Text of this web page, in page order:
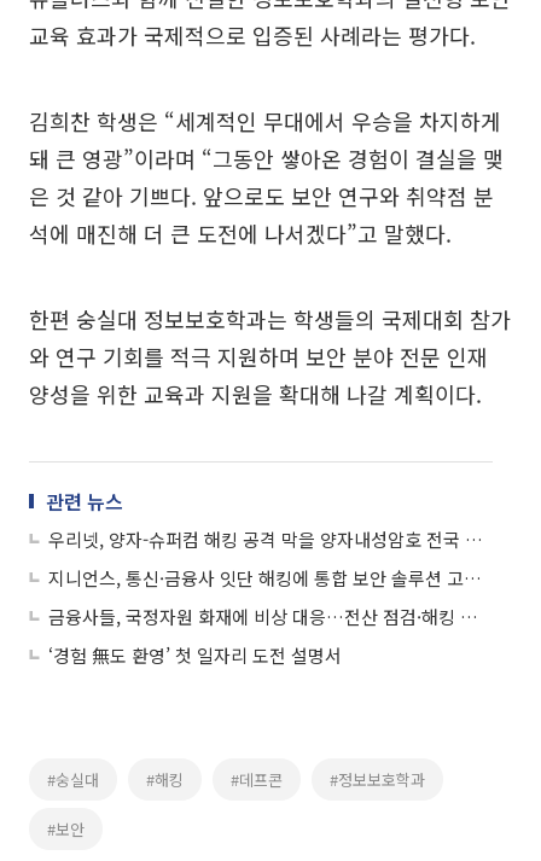
교육 효과가 국제적으로 입증된 사례라는 평가다.
김희찬 학생은 “세계적인 무대에서 우승을 차지하게
돼 큰 영광”이라며 “그동안 쌓아온 경험이 결실을 맺
은 것 같아 기쁘다. 앞으로도 보안 연구와 취약점 분
석에 매진해 더 큰 도전에 나서겠다”고 말했다.
한편 숭실대 정보보호학과는 학생들의 국제대회 참가
와 연구 기회를 적극 지원하며 보안 분야 전문 인재
양성을 위한 교육과 지원을 확대해 나갈 계획이다.
관련 뉴스
우리넷, 양자-슈퍼컴 해킹 공격 막을 양자내성암호 전국 통신망 사업화에 공급
지니언스, 통신·금융사 잇단 해킹에 통합 보안 솔루션 고객 문의 '급증'
금융사들, 국정자원 화재에 비상 대응…전산 점검·해킹 차단 '총력'
‘경험 無도 환영’ 첫 일자리 도전 설명서
#숭실대 #해킹 #데프콘 #정보보호학과
#보안